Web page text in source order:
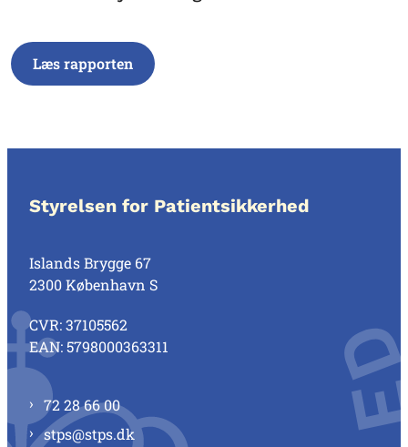
Læs rapporten
Styrelsen for Patientsikkerhed
Islands Brygge 67
2300 København S
CVR: 37105562
EAN: 5798000363311
72 28 66 00
stps@stps.dk